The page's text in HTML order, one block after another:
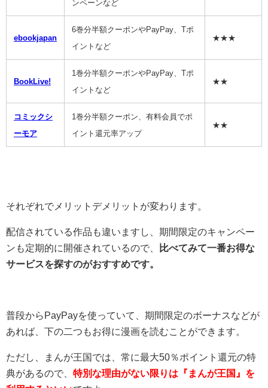
ンペーンなど
ebookjapan
6巻分半額クーポンやPayPay、Tポ
イントなど
★★★
BookLive!
1巻分半額クーポンやPayPay、Tポ
イントなど
★★
コミックシ
ーモア
1巻分半額クーポン、有料会員でポ
イント還元率アップ
★★
それぞれでメリットデメリットが変わります。
配信されている作品も違いますし、期間限定のキャンペー
ンも定期的に開催されているので、
比べてみて一番お得な
サービスを探すのがおすすめです。
普段からPayPayを使っていて、期間限定のボーナスなどが
あれば、下の二つもお得に漫画を読むことができます。
ただし、まんが王国では、常に最大50％ポイント還元の特
典があるので、 特別な理由がない限りは『まんが王国』を